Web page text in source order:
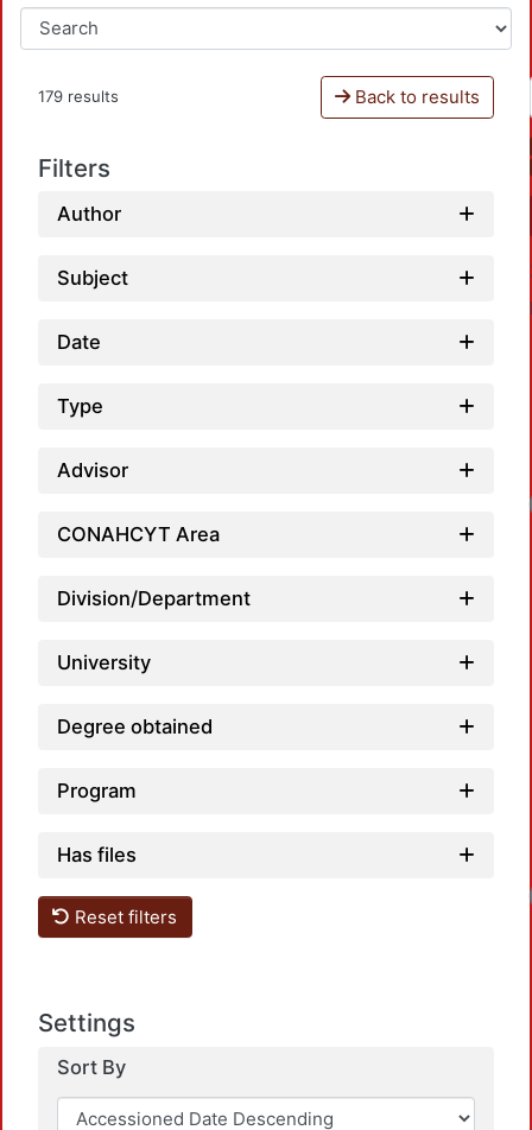
179 results Back to results
Filters
Author
Subject
Date
Type
Advisor
CONAHCYT Area
Division/Department
University
Degree obtained
Program
Has files
Reset filters
Settings
Sort By